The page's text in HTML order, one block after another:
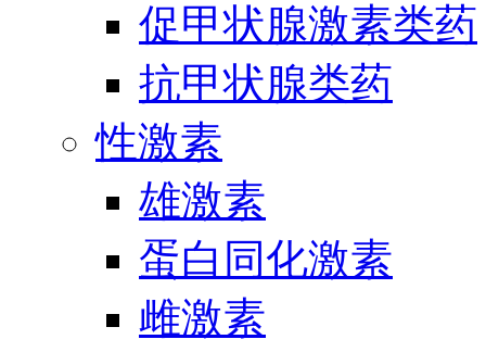
促甲状腺激素类药
抗甲状腺类药
性激素
雄激素
蛋白同化激素
雌激素